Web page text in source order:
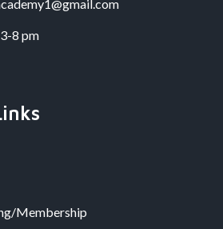
8 pm
Membership